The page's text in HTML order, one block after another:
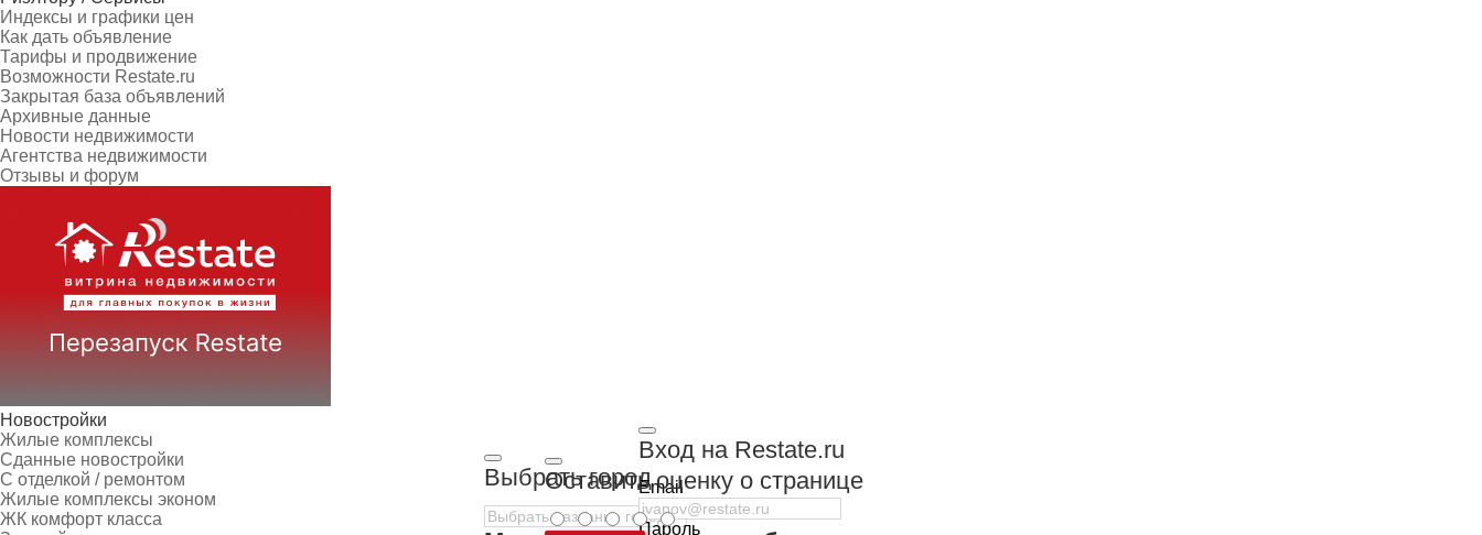
Индексы и графики цен
Как дать объявление
Тарифы и продвижение
Возможности Restate.ru
Закрытая база объявлений
Архивные данные
Новости недвижимости
Агентства недвижимости
Отзывы и форум
Новостройки
Жилые комплексы
Сданные новостройки
С отделкой / ремонтом
Жилые комплексы эконом
ЖК комфорт класса
Выбрать город
Вход на Restate.ru
Email
Пароль
Оставить оценку о странице